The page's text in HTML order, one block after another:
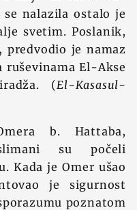
nalazila ostalo je
svetim. Poslanik,
predvodio je namaz
El-Akse
(El-Kasasul-
b. Hattaba,
su počeli
Kada je Omer ušao
je sigurnost
poznatom